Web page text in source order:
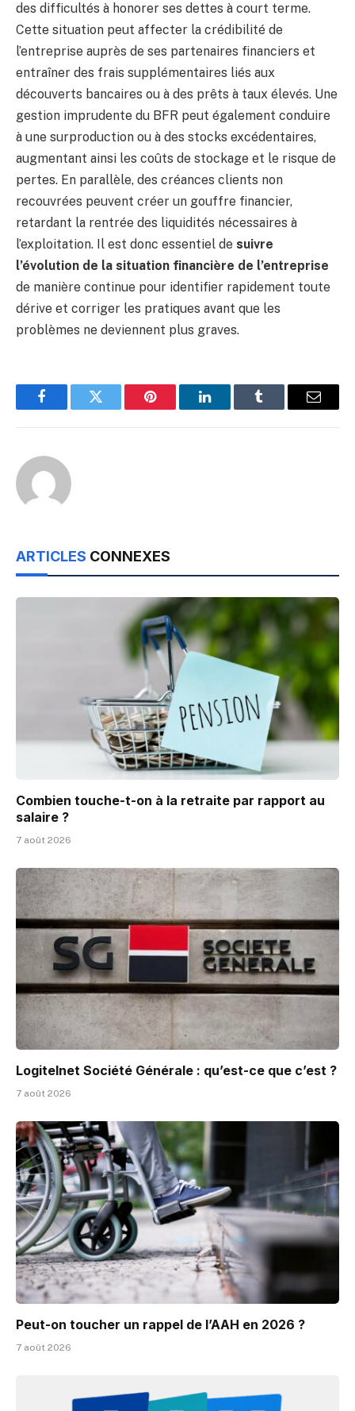
des difficultés à honorer ses dettes à court terme.
Cette situation peut affecter la crédibilité de
l’entreprise auprès de ses partenaires financiers et
entraîner des frais supplémentaires liés aux
découverts bancaires ou à des prêts à taux élevés. Une
gestion imprudente du BFR peut également conduire
à une surproduction ou à des stocks excédentaires,
augmentant ainsi les coûts de stockage et le risque de
pertes. En parallèle, des créances clients non
recouvrées peuvent créer un gouffre financier,
retardant la rentrée des liquidités nécessaires à
l’exploitation. Il est donc essentiel de suivre
l’évolution de la situation financière de l’entreprise
de manière continue pour identifier rapidement toute
dérive et corriger les pratiques avant que les
problèmes ne deviennent plus graves.
FacebookTwitter Pinterest LinkedInTumblr Email
ARTICLES CONNEXES
Combien touche-t-on à la retraite par rapport au
salaire ?
7 août 2026
Logitelnet Société Générale : qu’est-ce que c’est ?
7 août 2026
Peut-on toucher un rappel de l’AAH en 2026 ?
7 août 2026